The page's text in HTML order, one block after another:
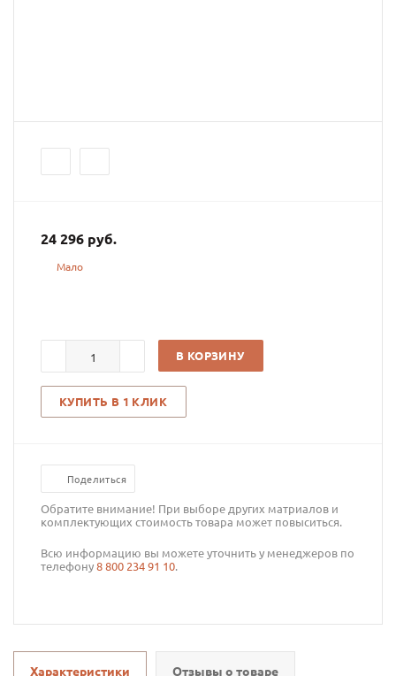
24 296 руб.
Мало
В КОРЗИНУ
КУПИТЬ В 1 КЛИК
Поделиться
Обратите внимание! При выборе других матриалов и
комплектующих стоимость товара может повыситься.
Всю информацию вы можете уточнить у менеджеров по
телефону8 800 234 91 10.
Характеристики Отзывы о товаре